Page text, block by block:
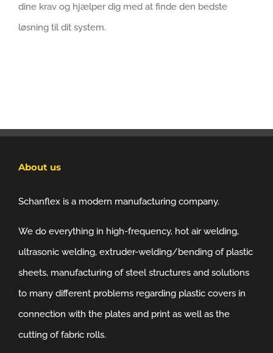
dine krav og hjælper dig med at finde den bedste
løsning til dit system.
About us
Schanflex is a modern manufacturing company.
We do everything in high-frequency, hot air welding,
ultrasonic welding, extruder-welding/bending of plastic
sheets, manufacturing of steel structures and solutions
to many different problems regarding plastic covers in
connection with the plates and print as well as the
cutting of fabric rolls.